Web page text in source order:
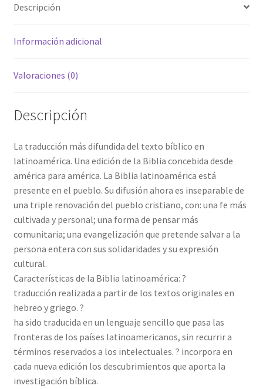
Descripción
Información adicional
Valoraciones (0)
Descripción
La traducción más difundida del texto bíblico en
latinoamérica. Una edición de la Biblia concebida desde
américa para américa. La Biblia latinoamérica está
presente en el pueblo. Su difusión ahora es inseparable de
una triple renovación del pueblo cristiano, con: una fe más
cultivada y personal; una forma de pensar más
comunitaria; una evangelización que pretende salvar a la
persona entera con sus solidaridades y su expresión
cultural.
Características de la Biblia latinoamérica: ?
traducción realizada a partir de los textos originales en
hebreo y griego. ?
ha sido traducida en un lenguaje sencillo que pasa las
fronteras de los países latinoamericanos, sin recurrir a
términos reservados a los intelectuales. ? incorpora en
cada nueva edición los descubrimientos que aporta la
investigación bíblica.